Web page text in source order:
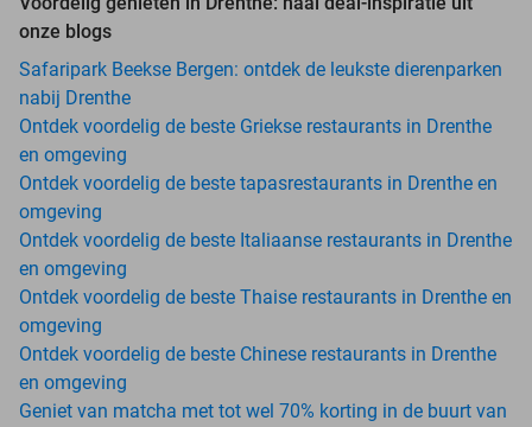
onze blogs
Safaripark Beekse Bergen: ontdek de leukste dierenparken
nabij Drenthe
Ontdek voordelig de beste Griekse restaurants in Drenthe
en omgeving
Ontdek voordelig de beste tapasrestaurants in Drenthe en
omgeving
Ontdek voordelig de beste Italiaanse restaurants in Drenthe
en omgeving
Ontdek voordelig de beste Thaise restaurants in Drenthe en
omgeving
Ontdek voordelig de beste Chinese restaurants in Drenthe
en omgeving
Geniet van matcha met tot wel 70% korting in de buurt van